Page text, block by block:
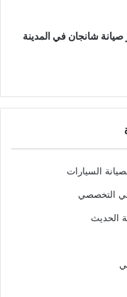
شانجان في المدينة
السيارات
التخصصي
الحديث